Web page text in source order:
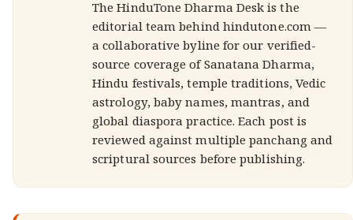
The HinduTone Dharma Desk is the
editorial team behind hindutone.com —
a collaborative byline for our verified-
source coverage of Sanatana Dharma,
Hindu festivals, temple traditions, Vedic
astrology, baby names, mantras, and
global diaspora practice. Each post is
reviewed against multiple panchang and
scriptural sources before publishing.